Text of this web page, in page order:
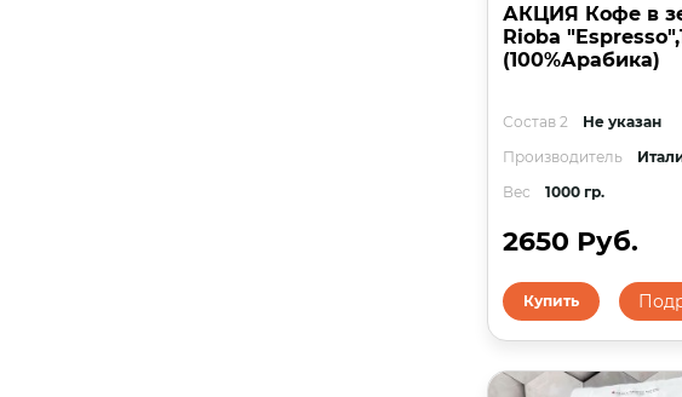
АКЦИЯ Кофе в
Rioba
(100%Арабика)
Состав 2
Не указан
Производитель
Вес
1000 гр.
2650 Руб.
Купить